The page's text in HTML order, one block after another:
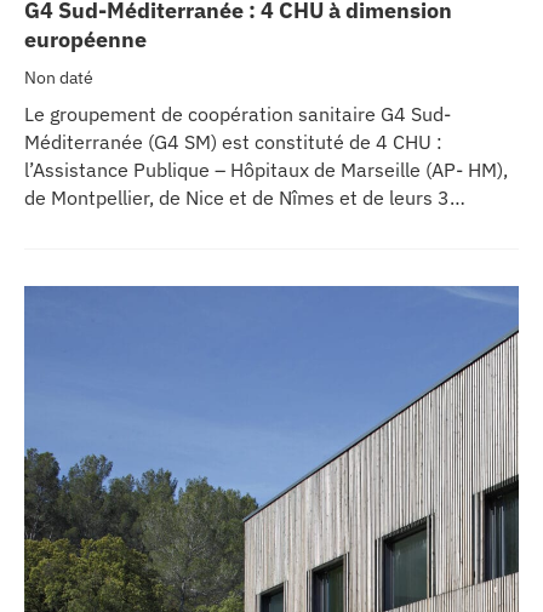
voulu saluer l’engagement de ces experts du travail
d’équipe.
G4 Sud-Méditerranée : 4 CHU à dimension
européenne
Non daté
Le groupement de coopération sanitaire G4 Sud-
Méditerranée (G4 SM) est constituté de 4 CHU :
l’Assistance Publique – Hôpitaux de Marseille (AP- HM),
de Montpellier, de Nice et de Nîmes et de leurs 3
organe de gouvernance permettant sa représentation
recherche et de mieux organiser les activités de recours